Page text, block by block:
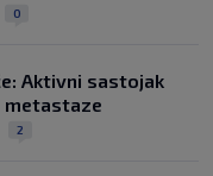
0
Aktivni sastojak
metastaze
2